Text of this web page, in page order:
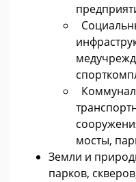
мосты,
Земли и
парков,